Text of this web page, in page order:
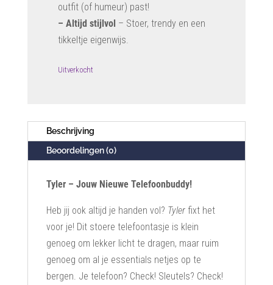
outfit (of humeur) past!
– Altijd stijlvol – Stoer, trendy en een
tikkeltje eigenwijs.
Uitverkocht
Beschrijving
Beoordelingen (0)
Tyler – Jouw Nieuwe Telefoonbuddy!
Heb jij ook altijd je handen vol? Tylerfixt het
voor je! Dit stoere telefoontasje is klein
genoeg om lekker licht te dragen, maar ruim
genoeg om al je essentials netjes op te
bergen. Je telefoon? Check! Sleutels? Check!